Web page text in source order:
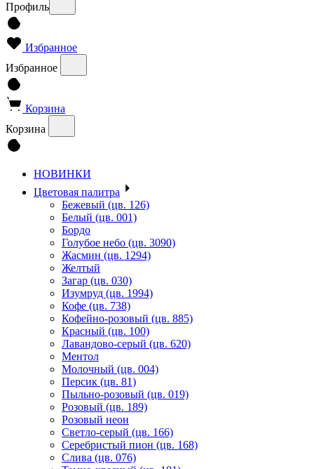
Профиль
Избранное
Избранное
Корзина
Корзина
НОВИНКИ
Цветовая палитра
Бежевый (цв. 126)
Белый (цв. 001)
Бордо
Голубое небо (цв. 3090)
Жасмин (цв. 1294)
Желтый
Загар (цв. 030)
Изумруд (цв. 1994)
Кофе (цв. 738)
Кофейно-розовый (цв. 885)
Красный (цв. 100)
Лавандово-серый (цв. 620)
Ментол
Молочный (цв. 004)
Персик (цв. 81)
Пыльно-розовый (цв. 019)
Розовый (цв. 189)
Розовый неон
Светло-серый (цв. 166)
Серебристый пион (цв. 168)
Слива (цв. 076)